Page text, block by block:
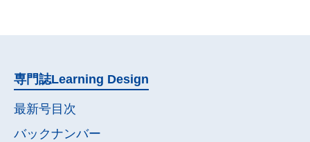
専門誌Learning Design
最新号目次
バックナンバー